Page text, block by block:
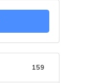
159